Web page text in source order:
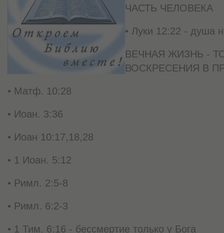
ЧАСТЬ ЧЕЛОВЕКА
• Луки 12:22 - душа
ВЕЧНАЯ ЖИЗНЬ -
ВОСКРЕСЕНИЯ В
• Матф. 10:28
• Иоан. 3:36
• Иоан 10:17,18,28
• 1 Иоан. 5:12
• Римл. 2:5-8
• Римл. 6:2-3
• 1 Тим. 6:16 - бессмертие только у Бога